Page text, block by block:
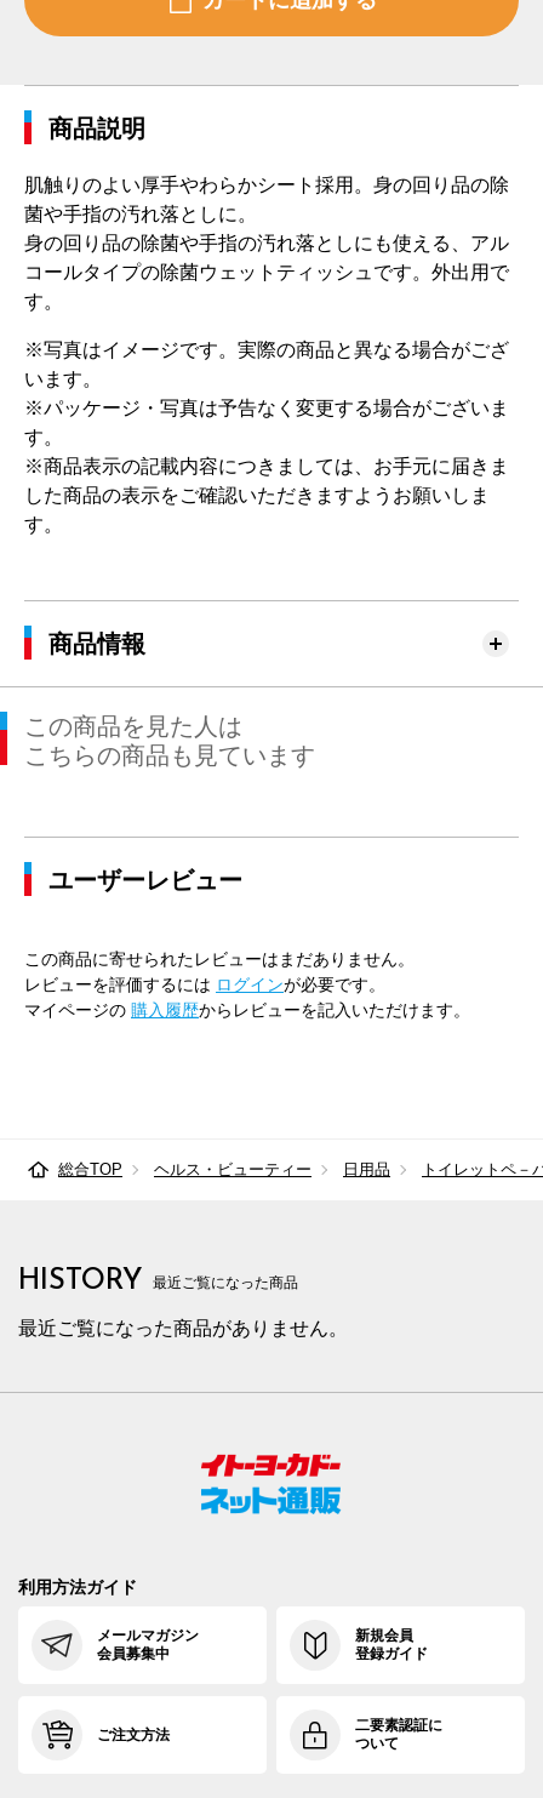
商品説明
肌触りのよい厚手やわらかシート採用。身の回り品の除
菌や手指の汚れ落としに。
身の回り品の除菌や手指の汚れ落としにも使える、アル
コールタイプの除菌ウェットティッシュです。外出用で
す。
※写真はイメージです。実際の商品と異なる場合がござ
います。
※パッケージ・写真は予告なく変更する場合がございま
す。
※商品表示の記載内容につきましては、お手元に届きま
した商品の表示をご確認いただきますようお願いしま
す。
商品情報
この商品を見た人は
こちらの商品も見ています
ユーザーレビュー
この商品に寄せられたレビューはまだありません。
レビューを評価するには ログインが必要です。
マイページの 購入履歴からレビューを記入いただけます。
総合TOP ヘルス・ビューティー 日用品 トイレットペ－
HISTORY 最近ご覧になった商品
最近ご覧になった商品がありません。
利用方法ガイド
メールマガジン
会員募集中
新規会員
登録ガイド
ご注文方法
二要素認証に
ついて